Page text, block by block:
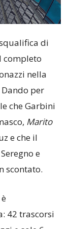
di
completo
nella
per
che Garbini
Marito
e che il
e
scontato.
42 trascorsi